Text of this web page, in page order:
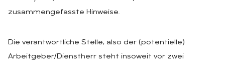
zusammengefasste Hinweise.
Die verantwortliche Stelle, also der (potentielle)
Arbeitgeber/Dienstherr steht insoweit vor zwei